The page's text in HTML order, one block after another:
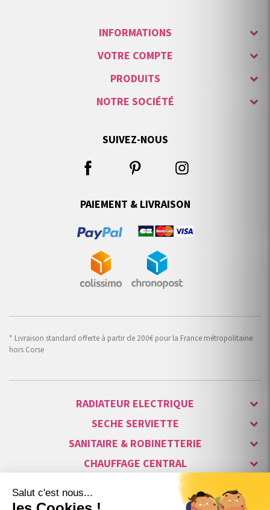
INFORMATIONS
VOTRE COMPTE
PRODUITS
NOTRE SOCIÉTÉ
SUIVEZ-NOUS
PAIEMENT & LIVRAISON
* Livraison standard offerte à partir de 200€ pour la France métropolitaine
hors Corse
RADIATEUR ELECTRIQUE
SECHE SERVIETTE
SANITAIRE & ROBINETTERIE
CHAUFFAGE CENTRAL
ALARME & SÉCURITÉ
MAISON CONNECTÉE